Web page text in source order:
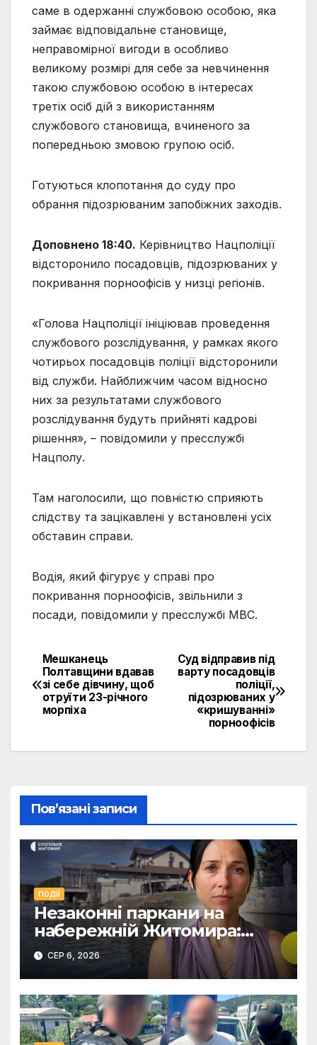
саме в одержанні службовою особою, яка
займає відповідальне становище,
неправомірної вигоди в особливо
великому розмірі для себе за невчинення
такою службовою особою в інтересах
третіх осіб дій з використанням
службового становища, вчиненого за
попередньою змовою групою осіб.
Готуються клопотання до суду про
обрання підозрюваним запобіжних заходів.
Доповнено 18:40. Керівництво Нацполіції
відсторонило посадовців, підозрюваних у
покривання порноофісів у низці регіонів.
«Голова Нацполіції ініціював проведення
службового розслідування, у рамках якого
чотирьох посадовців поліції відсторонили
від служби. Найближчим часом відносно
них за результатами службового
розслідування будуть прийняті кадрові
рішення», – повідомили у пресслужбі
Нацполу.
Там наголосили, що повністю сприяють
слідству та зацікавлені у встановлені усіх
обставин справи.
Водія, який фігурує у справі про
покривання порноофісів, звільнили з
посади, повідомили у пресслужбі МВС.
Навігація
записів
Суд відправив під
варту посадовців
поліції,
підозрюваних у
«кришуванні»
порноофісів
Мешканець
Полтавщини вдавав
зі себе дівчину, щоб
отруїти 23-річного
морпіха
Пов’язані записи
ПОДІЇ
Незаконні паркани на
набережній Житомира:
поліція перевіряє погрози
від представниць
міськради
СЕР 6, 2026